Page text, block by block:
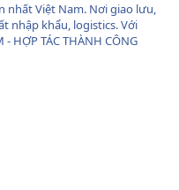
nhất Việt Nam. Nơi giao lưu,
nhập khẩu, logistics. Với
HỢP TÁC THÀNH CÔNG